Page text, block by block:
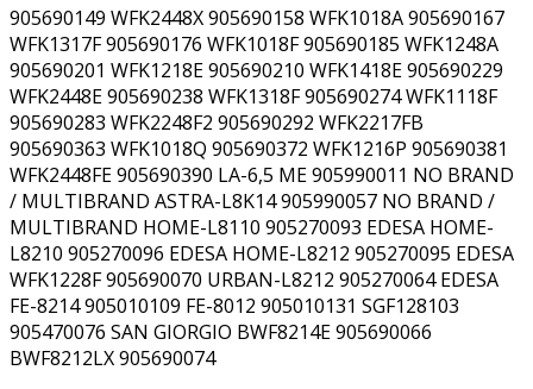
905690149 WFK2448X 905690158 WFK1018A 905690167
WFK1317F 905690176 WFK1018F 905690185 WFK1248A
905690201 WFK1218E 905690210 WFK1418E 905690229
WFK2448E 905690238 WFK1318F 905690274 WFK1118F
905690283 WFK2248F2 905690292 WFK2217FB
905690363 WFK1018Q 905690372 WFK1216P 905690381
WFK2448FE 905690390 LA-6,5 ME 905990011 NO BRAND
/ MULTIBRAND ASTRA-L8K14 905990057 NO BRAND /
MULTIBRAND HOME-L8110 905270093 EDESA HOME-
L8210 905270096 EDESA HOME-L8212 905270095 EDESA
WFK1228F 905690070 URBAN-L8212 905270064 EDESA
FE-8214 905010109 FE-8012 905010131 SGF128103
905470076 SAN GIORGIO BWF8214E 905690066
BWF8212LX 905690074